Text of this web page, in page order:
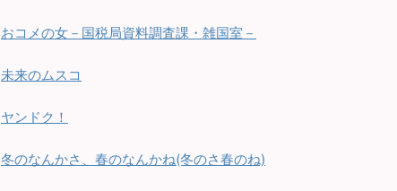
おコメの女－国税局資料調査課・雑国室－
未来のムスコ
ヤンドク！
冬のなんかさ、春のなんかね(冬のさ春のね)